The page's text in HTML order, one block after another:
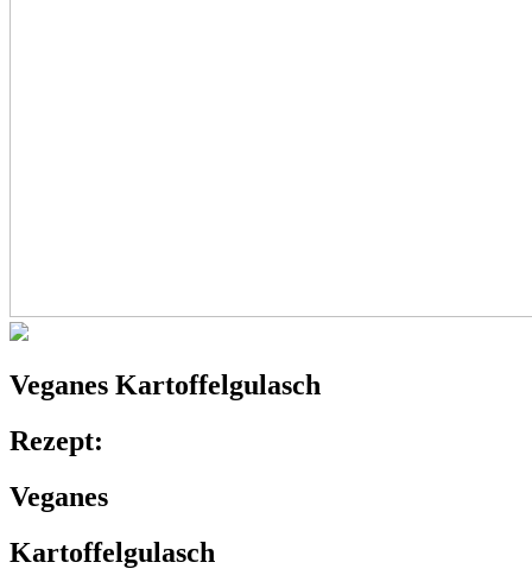
Veganes Kartoffelgulasch
Rezept:
Veganes
Kartoffelgulasch